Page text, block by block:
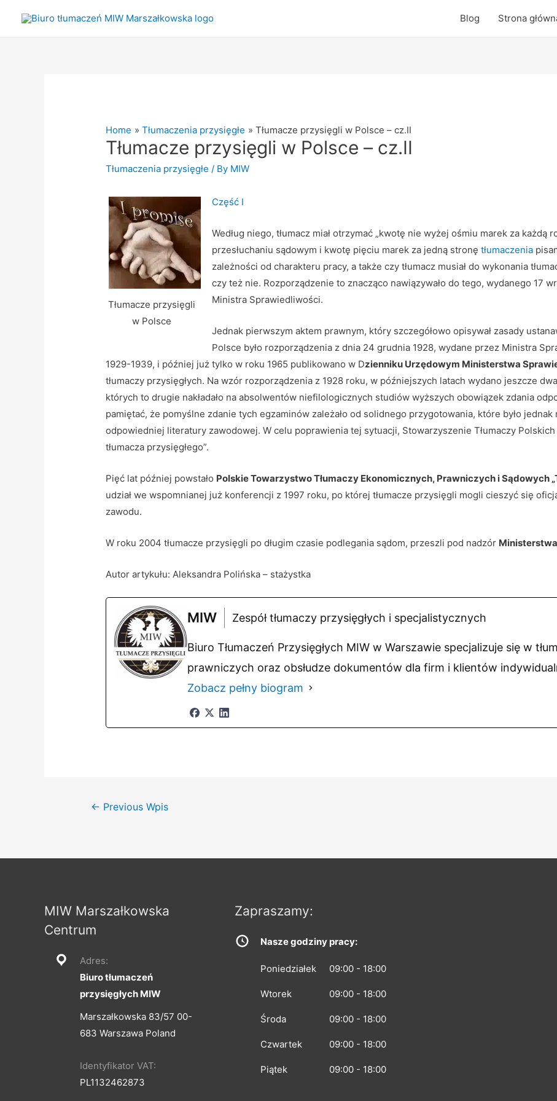
Blog Strona
Home Tłumaczenia przysięgłe Tłumacze przysięgli w Polsce – cz.II
Tłumacze przysięgli w Polsce – cz.II
Tłumaczenia przysięgłe / By MIW
Tłumacze przysięgli
w Polsce
Część I
Według niego, tłumacz miał otrzymać „kwotę nie wyżej ośmiu marek za każdą
przesłuchaniu sądowym i kwotę pięciu marek za jedną stronę tłumaczenia
zależności od charakteru pracy, a także czy tłumacz musiał do wykonania
czy też nie. Rozporządzenie to znacząco nawiązywało do tego, wydanego 17
Ministra Sprawiedliwości.
Jednak pierwszym aktem prawnym, który szczegółowo opisywał zasady
Polsce było rozporządzenia z dnia 24 grudnia 1928, wydane przez Ministra
1929-1939, i później już tylko w roku 1965 publikowano w Dzienniku Urzędowym Ministerstwa
tłumaczy przysięgłych. Na wzór rozporządzenia z 1928 roku, w późniejszych latach wydano jeszcze
których to drugie nakładało na absolwentów niefilologicznych studiów wyższych obowiązek zdania
pamiętać, że pomyślne zdanie tych egzaminów zależało od solidnego przygotowania, które było
odpowiedniej literatury zawodowej. W celu poprawienia tej sytuacji, Stowarzyszenie Tłumaczy Polskich
tłumacza przysięgłego”.
Pięć lat później powstało Polskie Towarzystwo Tłumaczy Ekonomicznych, Prawniczych i Sądowych
udział we wspomnianej już konferencji z 1997 roku, po której tłumacze przysięgli mogli cieszyć się
zawodu.
W roku 2004 tłumacze przysięgli po długim czasie podlegania sądom, przeszli pod nadzór
Autor artykułu: Aleksandra Polińska – stażystka
MIW Zespół tłumaczy przysięgłych i specjalistycznych
Biuro Tłumaczeń Przysięgłych MIW w Warszawie specjalizuje się w
prawniczych oraz obsłudze dokumentów dla firm i klientów
Zobacz pełny biogram
Nawigacja
← Previous Wpis
MIW Marszałkowska
Centrum
Adres:
Biuro tłumaczeń
przysięgłych MIW
Marszałkowska 83/57 00-
683 Warszawa Poland
Identyfikator VAT:
PL1132462873
Zapraszamy:
Nasze godziny pracy:
Poniedziałek 09:00 - 18:00
Wtorek 09:00 - 18:00
Środa 09:00 - 18:00
Czwartek 09:00 - 18:00
Piątek 09:00 - 18:00